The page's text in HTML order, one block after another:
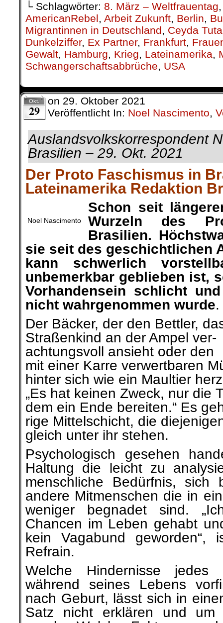
└ Schlagwörter: 8. März – Weltfrauentag
AmericanRebel, Arbeit Zukunft, Berlin,
Migrantinnen in Deutschland, Ceyda
Dunkelziffer, Ex Partner, Frankfurt,
Gewalt, Hamburg, Krieg, Lateinamerika,
Schwangerschaftsabbrüche, USA
Okt.
29
on 29. Oktober 2021
Veröffentlicht In: Noel Nascimento,
Auslandsvolkskorrespondent
Brasilien – 29. Okt. 2021
Der Proto Faschismus in
Lateinamerika Redaktion
Noel Nascimento
Schon seit
Wurzeln des
Brasilien.
sie seit des geschichtlichen
kann schwerlich
unbemerkbar geblieben ist,
Vorhandensein schlicht
nicht wahrgenommen wurde.
Der Bäcker, der den Bettler,
Straßenkind an der Ampel ver-
achtungsvoll ansieht oder den
mit einer Karre verwertbaren
hinter sich wie ein Maultier
„Es hat keinen Zweck, nur die
dem ein Ende bereiten.“ Es
rige Mittelschicht, die
gleich unter ihr stehen.
Psychologisch gesehen
Haltung die leicht zu
menschliche Bedürfnis, sich
andere Mitmenschen die in
weniger begnadet sind.
Chancen im Leben gehabt
kein Vagabund
Refrain.
Welche Hindernisse jedes
während seines Lebens
nach Geburt, lässt sich in
Satz nicht erklären und um